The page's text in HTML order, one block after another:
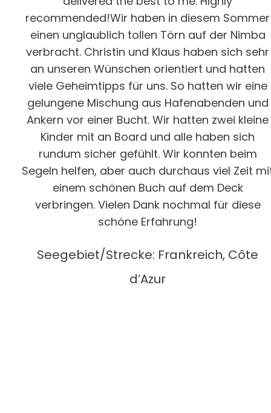
recommended!Wir haben in diesem Sommer
einen unglaublich tollen Törn auf der Nimba
verbracht. Christin und Klaus haben sich sehr
an unseren Wünschen orientiert und hatten
viele Geheimtipps für uns. So hatten wir eine
gelungene Mischung aus Hafenabenden und
Ankern vor einer Bucht. Wir hatten zwei kleine
Kinder mit an Board und alle haben sich
rundum sicher gefühlt. Wir konnten beim
Segeln helfen, aber auch durchaus viel Zeit
einem schönen Buch auf dem Deck
verbringen. Vielen Dank nochmal für diese
schöne Erfahrung!
Seegebiet/Strecke: Frankreich, Côte
d’Azur